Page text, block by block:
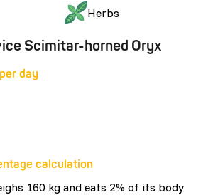
Herbs
Scimitar-horned Oryx
day
calculation
160 kg and eats 2% of its body